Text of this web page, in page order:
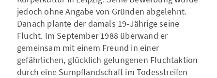
jedoch ohne Angabe von Gründen abgelehnt.
Danach plante der damals 19-Jährige seine
Flucht. Im September 1988 überwand er
gemeinsam mit einem Freund in einer
gefährlichen, glücklich gelungenen Fluchtaktion
durch eine Sumpflandschaft im Todesstreifen